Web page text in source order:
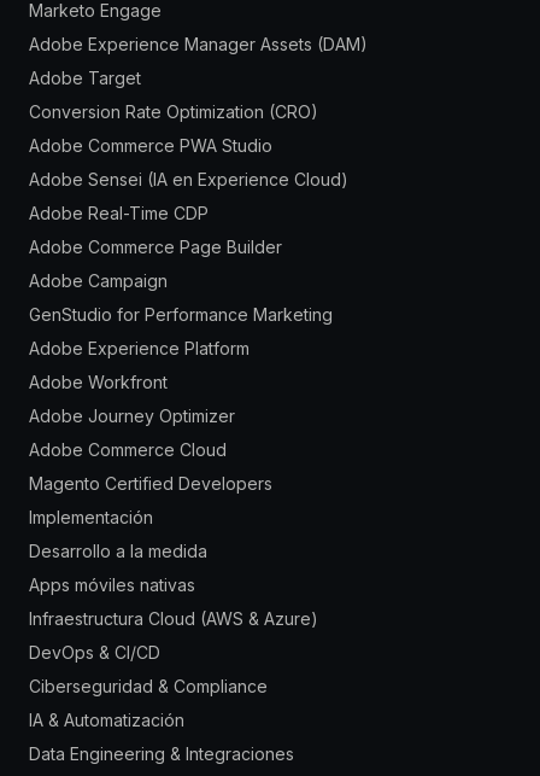
Marketo Engage
Adobe Experience Manager Assets (DAM)
Adobe Target
Conversion Rate Optimization (CRO)
Adobe Commerce PWA Studio
Adobe Sensei (IA en Experience Cloud)
Adobe Real-Time CDP
Adobe Commerce Page Builder
Adobe Campaign
GenStudio for Performance Marketing
Adobe Experience Platform
Adobe Workfront
Adobe Journey Optimizer
Adobe Commerce Cloud
Magento Certified Developers
Implementación
Desarrollo a la medida
Apps móviles nativas
Infraestructura Cloud (AWS & Azure)
DevOps & CI/CD
Ciberseguridad & Compliance
IA & Automatización
Data Engineering & Integraciones